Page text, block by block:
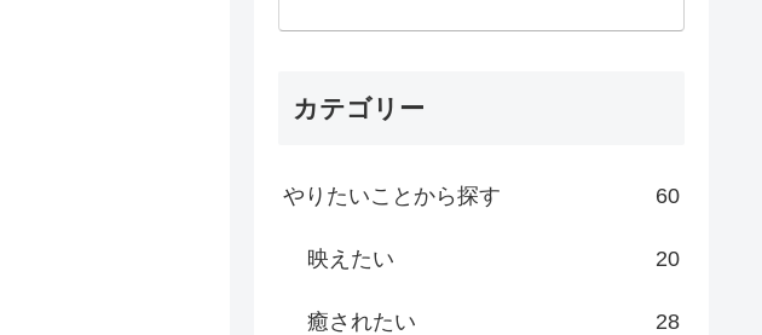
カテゴリー
やりたいことから探す 60
映えたい 20
癒されたい 28